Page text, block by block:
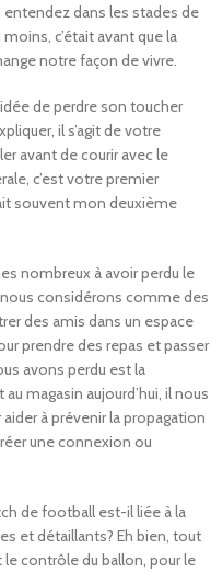
entendez dans les stades de
c’était avant que la
notre façon de vivre.
de perdre son toucher
il s’agit de votre
avant de courir avec le
c’est votre premier
souvent mon deuxième
nombreux à avoir perdu le
considérons comme des
des amis dans un espace
prendre des repas et passer
avons perdu est la
magasin aujourd’hui, il nous
à prévenir la propagation
une connexion ou
de football est-il liée à la
et détaillants? Eh bien, tout
contrôle du ballon, pour le